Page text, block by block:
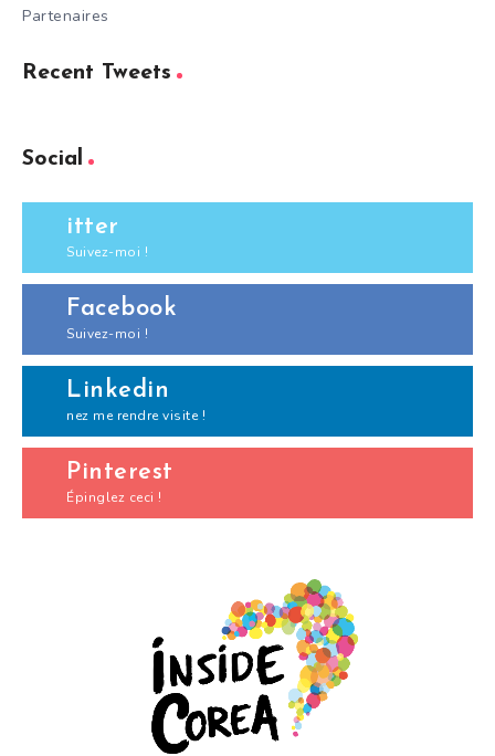
Partenaires
Recent Tweets
Social
itter
Suivez-moi !
Facebook
Suivez-moi !
Linkedin
nez me rendre visite !
Pinterest
Épinglez ceci !